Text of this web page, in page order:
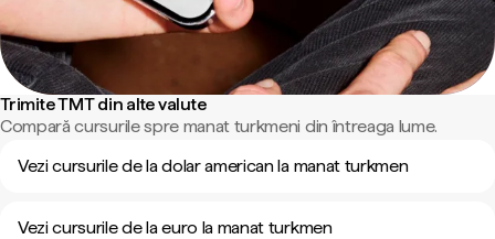
Trimite TMT din alte valute
Compară cursurile spre manat turkmeni din întreaga lume.
Vezi cursurile de la dolar american la manat turkmen
Vezi cursurile de la euro la manat turkmen